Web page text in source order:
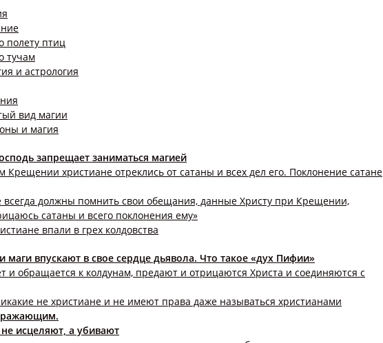
полету птиц
тучам
и астрология
вид магии
и магия
запрещает заниматься магией
Крещении христиане отреклись от сатаны и всех дел его. Поклонение сатане
всегда должны помнить свои обещания, данные Христу при Крещении,
сатаны и всего поклонения ему»
впали в грех колдовства
маги впускают в свое сердце дьявола. Что такое «дух Пифии»
и обращается к колдунам, предают и отрицаются Христа и соединяются с
не христиане и не имеют права даже называться христианами
исцеляют, а убивают